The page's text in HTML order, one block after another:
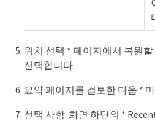
위치 선택 * 페이지에서 복원
선택합니다.
요약 페이지를 검토한 다음 *
선택 사항: 화면 하단의 *